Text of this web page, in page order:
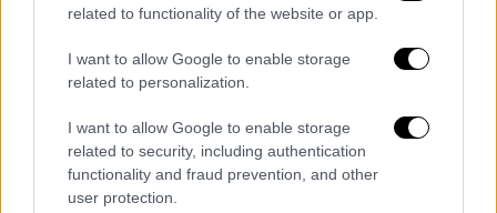
related to functionality of the website or app.
I want to allow Google to enable storage
related to personalization.
I want to allow Google to enable storage
related to security, including authentication
functionality and fraud prevention, and other
user protection.
Η αισθαντική ανάγνωση από τη Μόνικα
Μπελούτσι των αδημοσίευτων κείμενων και
επιστολών της Ελληνίδας ντίβας της
όπερας, έκανε πρεμιέρα τον Νοέμβριο του
2019 στο θέατρο Marigny στο Παρίσι. «Η
παράσταση που φτιάξαμε, αρχικά, στο Παρίσι